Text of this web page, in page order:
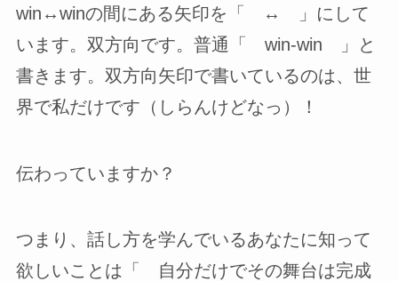
win↔winの間にある矢印を「 ↔ 」にして
います。双方向です。普通「 win-win 」と
書きます。双方向矢印で書いているのは、世
界で私だけです（しらんけどなっ）！
伝わっていますか？
つまり、話し方を学んでいるあなたに知って
欲しいことは「 自分だけでその舞台は完成